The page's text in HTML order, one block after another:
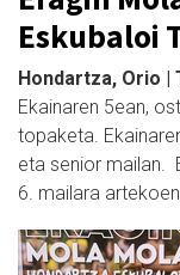
Eskubaloi
Hondartza, Orio |
Ekainaren 5ean,
topaketa.
eta senior mailan.
6. mailara